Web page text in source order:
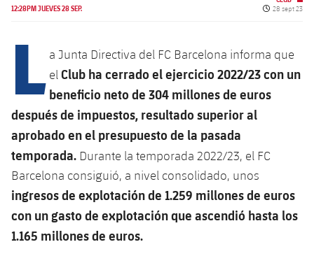
plusicon
más
Instalaciones
Spotify Camp Nou
Palau Blaugrana
Estadi Johan Cruyff
Barça Cafe
SUB12
SUB11 A
SUB11 B
SUB10 B
SUB9 A
SUB12 C
SUB11 C
Gameday Shows
Resultados
Clasificación
Jugadores
Fotos
Base
Junior
Cadete A
Infantil A
Infantil B
Campus Verano
PLUSICON
MÁS
Primer Equipo
Actualidad
Calendario
Resultados
Barça Atlètic
Actualidad
Calendario
Resultados
Base
plusicon
más
Actualidad
Juvenil
PLUSICON
MÁS
Primer equipo
plusicon
más
12:28PM JUEVES 28 SEP.
Fecha de
28 sept 23
L a Junta Directiva del FC Barcelona informa que
el Club ha cerrado el ejercicio 2022/23 con un
beneficio neto de 304 millones de euros
después de impuestos, resultado superior al
aprobado en el presupuesto de la pasada
temporada. Durante la temporada 2022/23, el FC
Barcelona consiguió, a nivel consolidado, unos
ingresos de explotación de 1.259 millones de euros
con un gasto de explotación que ascendió hasta los
1.165 millones de euros.